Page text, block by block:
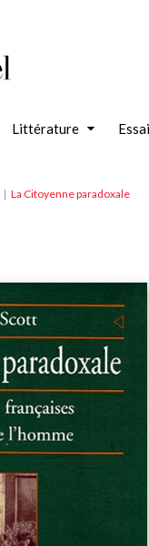
Littérature
La Citoyenne paradoxale